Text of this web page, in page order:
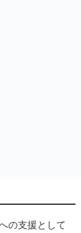
の支援として